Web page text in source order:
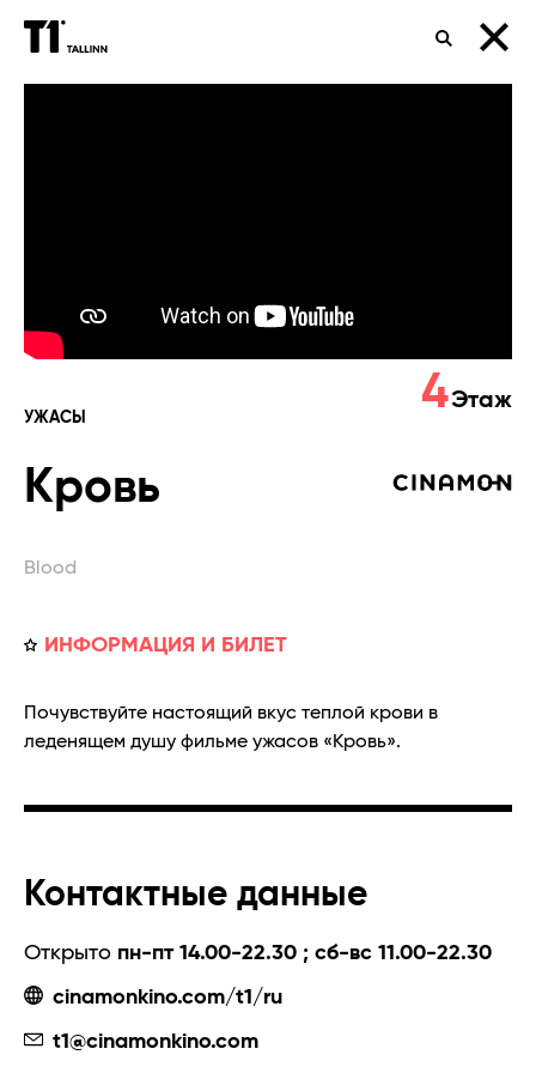
ПОИСК
УЖАСЫ
Кровь
Blood
ИНФОРМАЦИЯ И БИЛЕТ
4Этаж
Почувствуйте настоящий вкус теплой крови в
леденящем душу фильме ужасов «Кровь».
Контактные данные
Открыто пн-пт 14.00-22.30 ; сб-вс 11.00-22.30
cinamonkino.com/t1/ru
t1@cinamonkino.com